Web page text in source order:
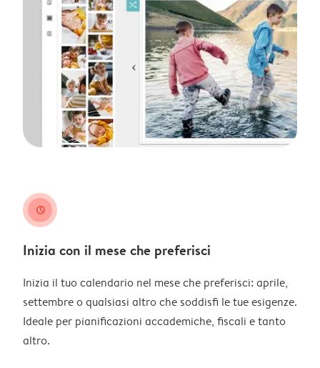
clock
Inizia con il mese che preferisci
Inizia il tuo calendario nel mese che preferisci: aprile,
settembre o qualsiasi altro che soddisfi le tue esigenze.
Ideale per pianificazioni accademiche, fiscali e tanto
altro.